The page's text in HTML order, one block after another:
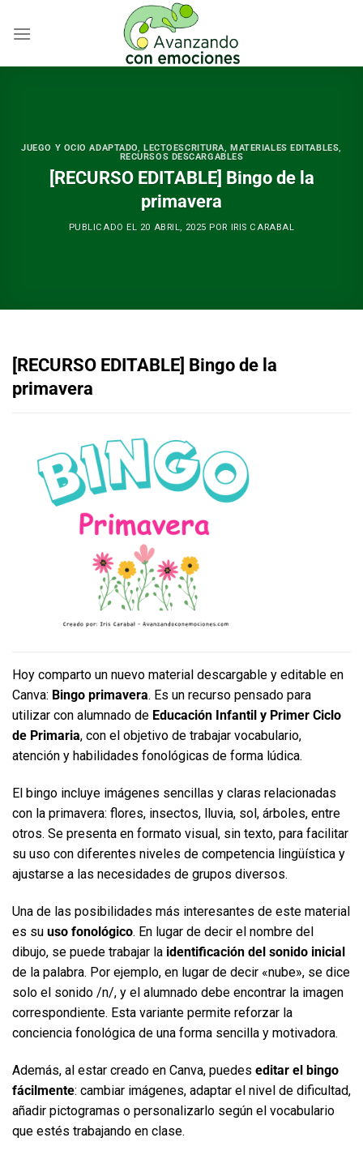
JUEGO Y OCIO ADAPTADO, LECTOESCRITURA, MATERIALES EDITABLES,
RECURSOS DESCARGABLES
[RECURSO EDITABLE] Bingo de la
primavera
PUBLICADO EL 20 ABRIL, 2025 POR IRIS CARABAL
[RECURSO EDITABLE] Bingo de la
primavera
Hoy comparto un nuevo material descargable y editable en
Canva: Bingo primavera. Es un recurso pensado para
utilizar con alumnado de Educación Infantil y Primer Ciclo
de Primaria, con el objetivo de trabajar vocabulario,
atención y habilidades fonológicas de forma lúdica.
El bingo incluye imágenes sencillas y claras relacionadas
con la primavera: flores, insectos, lluvia, sol, árboles, entre
otros. Se presenta en formato visual, sin texto, para facilitar
su uso con diferentes niveles de competencia lingüística y
ajustarse a las necesidades de grupos diversos.
Una de las posibilidades más interesantes de este material
es su uso fonológico. En lugar de decir el nombre del
dibujo, se puede trabajar la identificación del sonido inicial
de la palabra. Por ejemplo, en lugar de decir «nube», se dice
solo el sonido /n/, y el alumnado debe encontrar la imagen
correspondiente. Esta variante permite reforzar la
conciencia fonológica de una forma sencilla y motivadora.
Además, al estar creado en Canva, puedes editar el bingo
fácilmente: cambiar imágenes, adaptar el nivel de dificultad,
añadir pictogramas o personalizarlo según el vocabulario
que estés trabajando en clase.